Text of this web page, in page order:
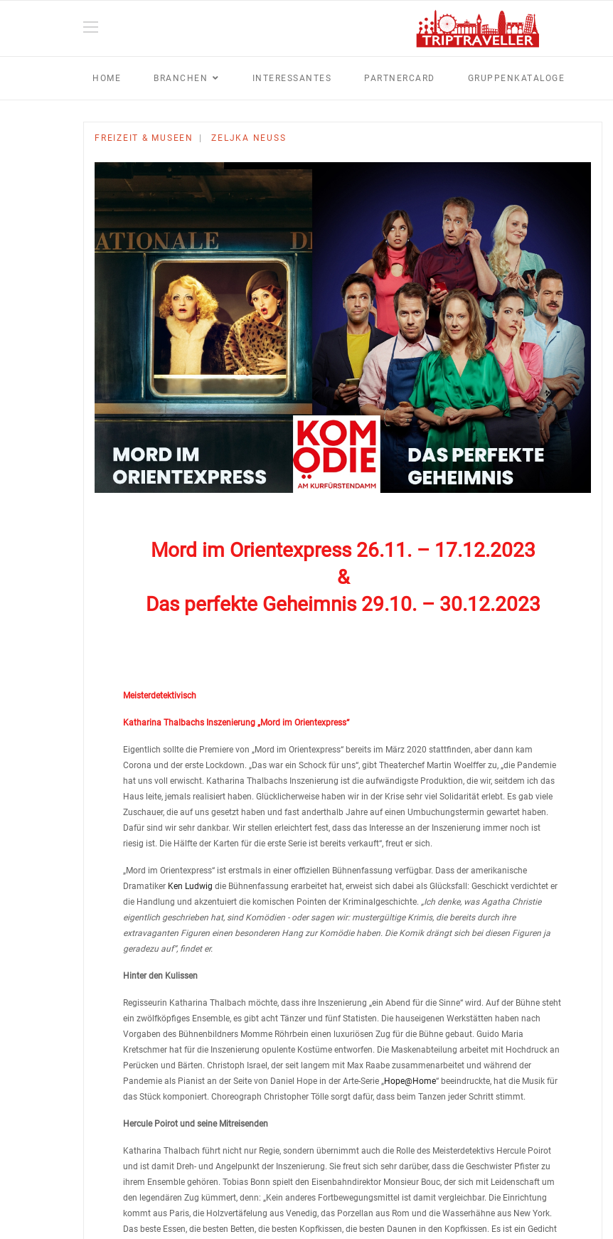
HOME BRANCHEN INTERESSANTES PARTNERCARD GRUPPENKATALOGE
FREIZEIT & MUSEEN ZELJKA NEUSS
Mord im Orientexpress 26.11. – 17.12.2023
&
Das perfekte Geheimnis 29.10. – 30.12.2023
Meisterdetektivisch
Katharina Thalbachs Inszenierung „Mord im Orientexpress“
Eigentlich sollte die Premiere von „Mord im Orientexpress“ bereits im März 2020 stattfinden, aber dann kam
Corona und der erste Lockdown. „Das war ein Schock für uns“, gibt Theaterchef Martin Woelffer zu, „die Pandemie
hat uns voll erwischt. Katharina Thalbachs Inszenierung ist die aufwändigste Produktion, die wir, seitdem ich das
Haus leite, jemals realisiert haben. Glücklicherweise haben wir in der Krise sehr viel Solidarität erlebt. Es gab viele
Zuschauer, die auf uns gesetzt haben und fast anderthalb Jahre auf einen Umbuchungstermin gewartet haben.
Dafür sind wir sehr dankbar. Wir stellen erleichtert fest, dass das Interesse an der Inszenierung immer noch ist
riesig ist. Die Hälfte der Karten für die erste Serie ist bereits verkauft“, freut er sich.
„Mord im Orientexpress“ ist erstmals in einer offiziellen Bühnenfassung verfügbar. Dass der amerikanische
Dramatiker Ken Ludwig die Bühnenfassung erarbeitet hat, erweist sich dabei als Glücksfall: Geschickt verdichtet er
die Handlung und akzentuiert die komischen Pointen der Kriminalgeschichte. „Ich denke, was Agatha Christie
eigentlich geschrieben hat, sind Komödien - oder sagen wir: mustergültige Krimis, die bereits durch ihre
extravaganten Figuren einen besonderen Hang zur Komödie haben. Die Komik drängt sich bei diesen Figuren ja
geradezu auf“, findet er.
Hinter den Kulissen
Regisseurin Katharina Thalbach möchte, dass ihre Inszenierung „ein Abend für die Sinne“ wird. Auf der Bühne steht
ein zwölfköpfiges Ensemble, es gibt acht Tänzer und fünf Statisten. Die hauseigenen Werkstätten haben nach
Vorgaben des Bühnenbildners Momme Röhrbein einen luxuriösen Zug für die Bühne gebaut. Guido Maria
Kretschmer hat für die Inszenierung opulente Kostüme entworfen. Die Maskenabteilung arbeitet mit Hochdruck an
Perücken und Bärten. Christoph Israel, der seit langem mit Max Raabe zusammenarbeitet und während der
Pandemie als Pianist an der Seite von Daniel Hope in der Arte-Serie „Hope@Home“ beeindruckte, hat die Musik für
das Stück komponiert. Choreograph Christopher Tölle sorgt dafür, dass beim Tanzen jeder Schritt stimmt.
Hercule Poirot und seine Mitreisenden
Katharina Thalbach führt nicht nur Regie, sondern übernimmt auch die Rolle des Meisterdetektivs Hercule Poirot
und ist damit Dreh- und Angelpunkt der Inszenierung. Sie freut sich sehr darüber, dass die Geschwister Pfister zu
ihrem Ensemble gehören. Tobias Bonn spielt den Eisenbahndirektor Monsieur Bouc, der sich mit Leidenschaft um
den legendären Zug kümmert, denn: „Kein anderes Fortbewegungsmittel ist damit vergleichbar. Die Einrichtung
kommt aus Paris, die Holzvertäfelung aus Venedig, das Porzellan aus Rom und die Wasserhähne aus New York.
Das beste Essen, die besten Betten, die besten Kopfkissen, die besten Daunen in den Kopfkissen. Es ist ein Gedicht